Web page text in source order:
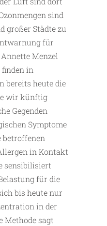
sind
großer Städte zu
für
Menzel
finden in
bereits heute die
wir künftig
Gegenden
Symptome
betroffenen
in Kontakt
sensibilisiert
für die
bis heute nur
in der
Methode sagt